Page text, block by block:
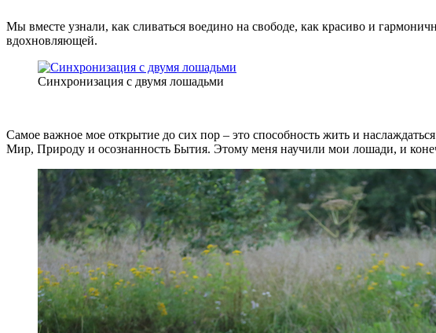
Мы вместе узнали, как сливаться воедино на свободе, как красиво и
вдохновляющей.
Синхронизация с двумя лошадьми
Самое важное мое открытие до сих пор – это способность жить и
Мир, Природу и осознанность Бытия. Этому меня научили мои лошади, и